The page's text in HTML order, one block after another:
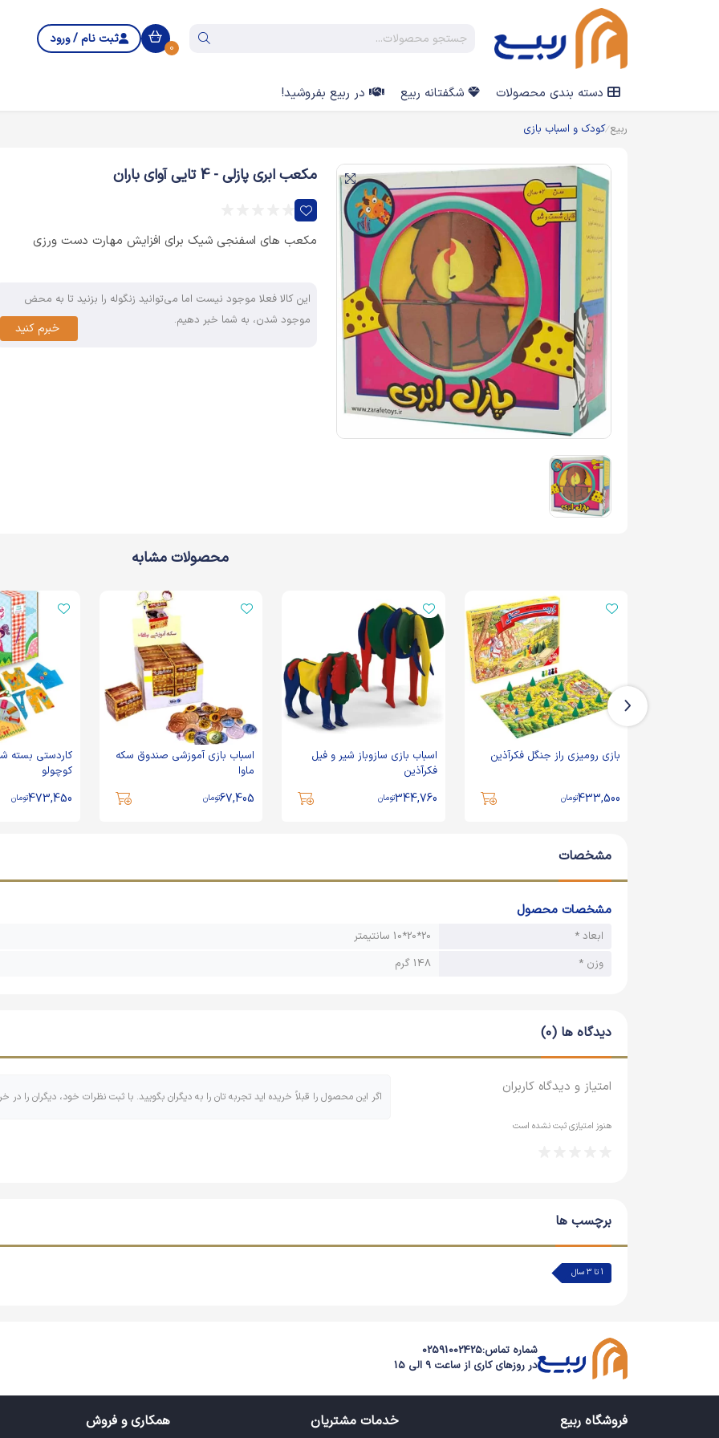
0
ثبت نام / ورود
دسته بندی محصولات شگفتانه ربیع در ربیع بفروشید!
ربیع کودک و اسباب بازی
مکعب ابری پازلی - 4 تایی آوای باران
مکعب های اسفنجی شیک برای افزایش مهارت دست ورزی
این کالا فعلا موجود نیست اما می‌توانید زنگوله را بزنید تا به محض
موجود شدن، به شما خبر دهیم.
خبرم کنید
محصولات مشابه
بازی رومیزی راز جنگل فکرآذین
433,500تومان
اسباب بازی سازوباز شیر و فیل
فکرآذین
344,760تومان
اسباب بازی آموزشی صندوق سکه
ماوا
67,405تومان
کوچولو
473,450تومان
مشخصات
مشخصات محصول
ابعاد *
20*20*10 سانتیمتر
وزن *
148 گرم
دیدگاه ها (0)
امتیاز و دیدگاه کاربران
هنوز امتیازی ثبت نشده است
اگر این محصول را قبلاً خریده اید تجربه تان را به دیگران بگویید. با ثبت نظرات خود، دیگران را در
برچسب ها
1 تا 3 سال
شماره تماس:02591002425
در روزهای کاری از ساعت 9 الی 15
فروشگاه ربیع خدمات مشتریان همکاری و فروش